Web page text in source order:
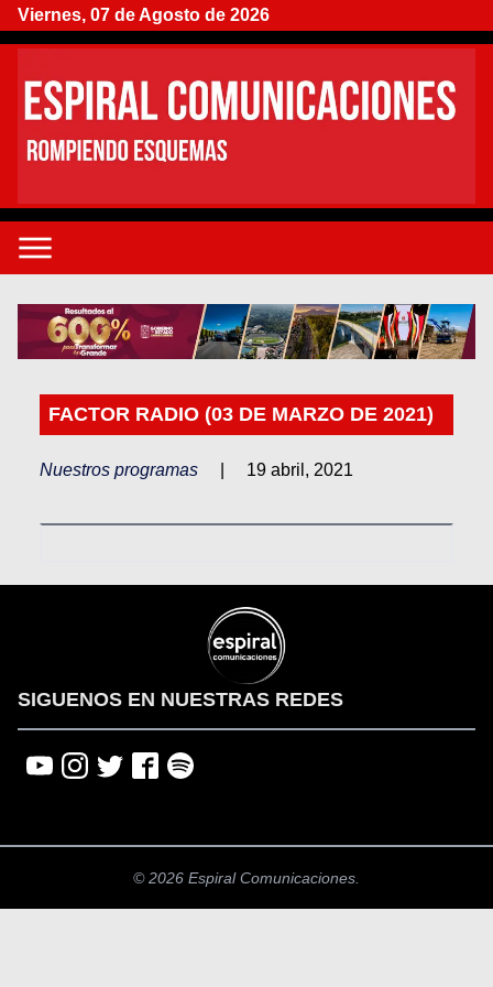
Viernes, 07 de Agosto de 2026
FACTOR RADIO (03 DE MARZO DE 2021)
Nuestros programas 19 abril, 2021
SIGUENOS EN NUESTRAS REDES
© 2026 Espiral Comunicaciones.